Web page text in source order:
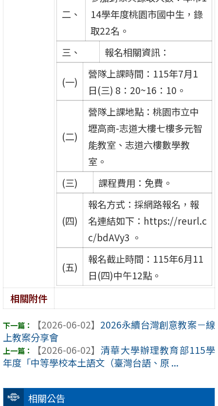
相關公告
二、
14學年度桃園市國中生，錄
取22名。
三、
報名相關資訊：
(一)
營隊上課時間：115年7月1
日(三) 8：20~16：10。
(二)
營隊上課地點：桃園市立中
壢高商-志道大樓七樓多元智
能教室、志道六樓數學教
室。
(三)
課程費用：免費。
(四)
報名方式：採網路報名，報
名連結如下：https://reurl.c
c/bdAVy3 。
(五)
報名截止時間：115年6月11
日(四)中午12點。
相關附件
【2026-06-02】 2026永續台灣創意教案－線
上教案分享會
【2026-06-02】 清華大學辦理教育部115學
年度「中等學校本土語文（臺灣台語、原 ...